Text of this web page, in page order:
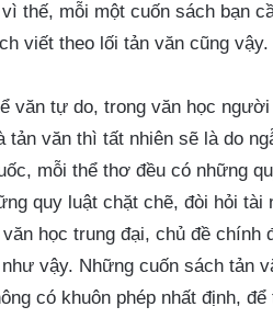
thế, mỗi một cuốn sách bạn
viết theo lối tản văn cũng
văn tự do, trong văn học
tản văn thì tất nhiên sẽ là do
mỗi thể thơ đều có những
quy luật chặt chẽ, đòi hỏi
học trung đại, chủ đề chính
vậy. Những cuốn sách
có khuôn phép nhất định,